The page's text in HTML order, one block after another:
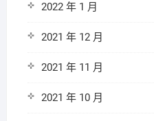
2022 年 1 月
2021 年 12 月
2021 年 11 月
2021 年 10 月